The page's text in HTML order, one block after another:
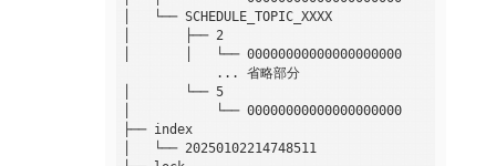
│   └── SCHEDULE_TOPIC_XXXX
│       ├── 2
│       │   └── 00000000000000000000
            ... 省略部分
│       └── 5
│           └── 00000000000000000000
├── index
│   └── 20250102214748511